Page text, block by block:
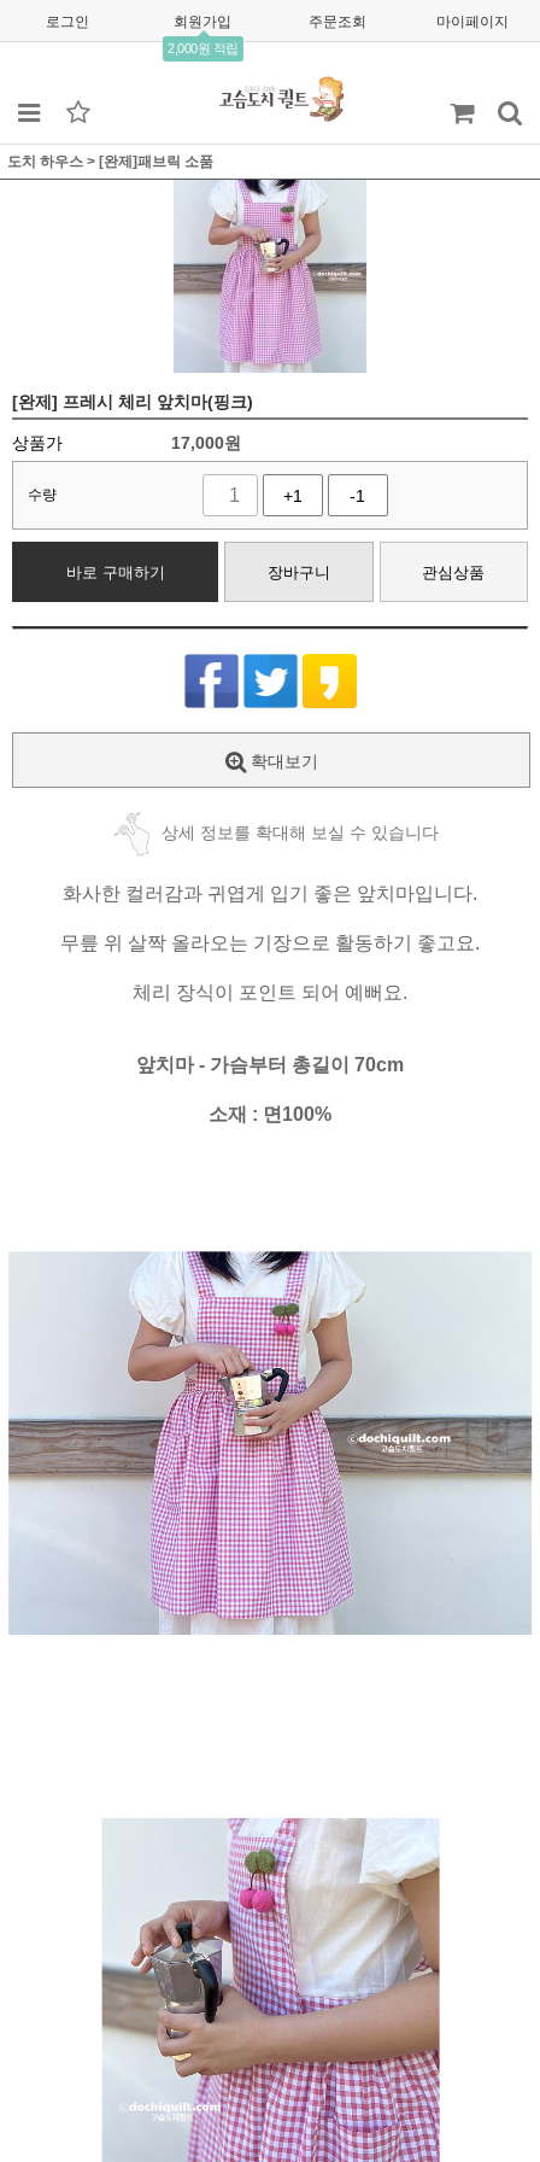
로그인 회원가입
2,000원 적립
주문조회 마이페이지
도치 하우스 > [완제]패브릭 소품
[완제] 프레시 체리 앞치마(핑크)
상품가 17,000원
수량 +1 -1
바로 구매하기 장바구니 관심상품
확대보기
상세 정보를 확대해 보실 수 있습니다
화사한 컬러감과 귀엽게 입기 좋은 앞치마입니다.
무릎 위 살짝 올라오는 기장으로 활동하기 좋고요.
체리 장식이 포인트 되어 예뻐요.
앞치마 - 가슴부터 총길이 70cm
소재 : 면100%